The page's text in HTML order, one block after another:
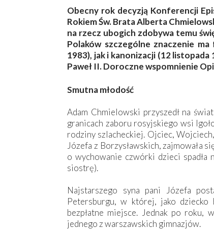
Obecny rok decyzją Konferencji
Rokiem Św. Brata Alberta
na rzecz ubogich zdobywa temu
Polaków szczególne znaczenie
1983), jak i kanonizacji (12 listopada
Paweł II. Doroczne wspomnienie
Smutna młodość
Adam Chmielowski przyszedł na
granicach zaboru rosyjskiego wsi
rodziny szlacheckiej. Ojciec,
Józefa z Borzysławskich, zajmowała
o wychowanie czwórki dzieci spadła
siostrę).
Najstarszego syna pani Józefa
Petersburgu, w której, jako dziecko
bezpłatne miejsce. Jednak po roku,
jednego z warszawskich gimnazjów.